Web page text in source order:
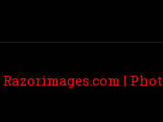
Razorimages.com |